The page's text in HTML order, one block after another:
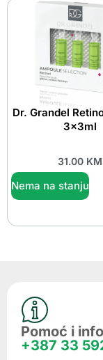
Dr. Grandel
3x3ml
31.00 KM
Nema na stanju
Pomoć i
+387 33